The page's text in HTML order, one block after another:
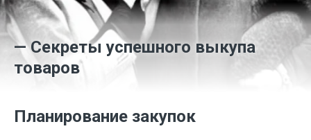
— Секреты успешного выкупа
товаров
Планирование закупок